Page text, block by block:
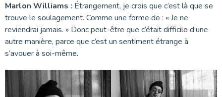
Marlon Williams : Étrangement, je crois que c’est là que se
trouve le soulagement. Comme une forme de : « Je ne
reviendrai jamais. » Donc peut-être que c’était difficile d’une
autre manière, parce que c’est un sentiment étrange à
s’avouer à soi-même.